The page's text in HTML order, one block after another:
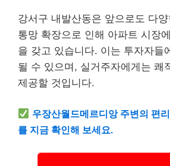
강서구 내발산동은 앞으로도 다
통망 확장으로 인해 아파트 시장
을 갖고 있습니다. 이는 투자자들
될 수 있으며, 실거주자에게는 쾌
제공할 것입니다.
우장산월드메르디앙 주변의 편
를 지금 확인해 보세요.